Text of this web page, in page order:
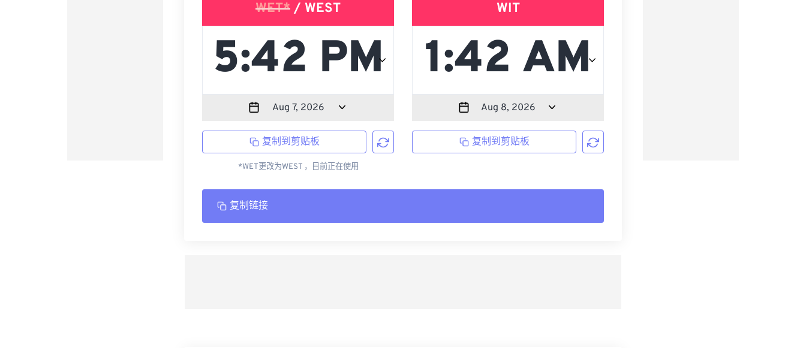
WET* / WEST
复制到剪贴板
*WET更改为WEST ，目前正在使用
WIT
复制到剪贴板
复制链接